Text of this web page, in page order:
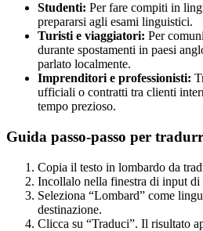
Studenti: Per fare compiti in
prepararsi agli esami linguistici.
Turisti e viaggiatori: Per
durante spostamenti in paesi
parlato localmente.
Imprenditori e professionisti:
ufficiali o contratti tra clienti
tempo prezioso.
Guida passo-passo per
Copia il testo in lombardo da
Incollalo nella finestra di input di
Seleziona “Lombard” come
destinazione.
Clicca su “Traduci”. Il risultato